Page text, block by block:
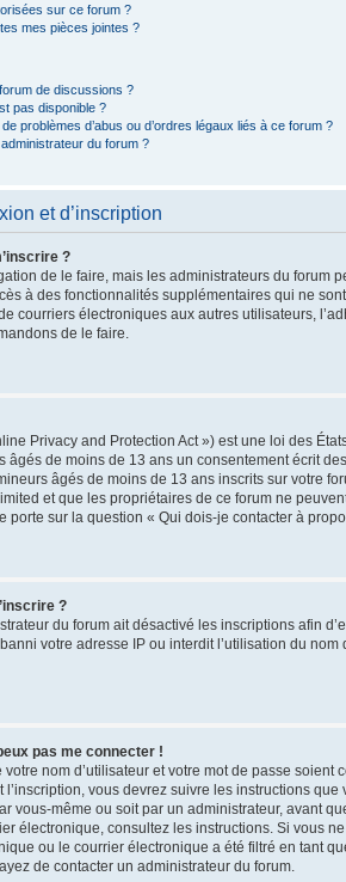
sur ce forum ?
mes pièces jointes ?
de discussions ?
pas disponible ?
problèmes d’abus ou d’ordres légaux liés à ce forum ?
du forum ?
et d’inscription
?
de le faire, mais les administrateurs du
à des fonctionnalités supplémentaires qui ne
courriers électroniques aux autres utilisateurs,
de le faire.
Privacy and Protection Act ») est une loi des
âgés de moins de 13 ans un consentement écrit
âgés de moins de 13 ans inscrits sur votre
et que les propriétaires de ce forum ne
porte sur la question « Qui dois-je contacter à
?
du forum ait désactivé les inscriptions afin
votre adresse IP ou interdit l’utilisation du
pas me connecter !
nom d’utilisateur et votre mot de passe
vous devrez suivre les instructions
vous-même ou soit par un administrateur, avant
électronique, consultez les instructions. Si vous
ou le courrier électronique a été filtré en tant
de contacter un administrateur du forum.